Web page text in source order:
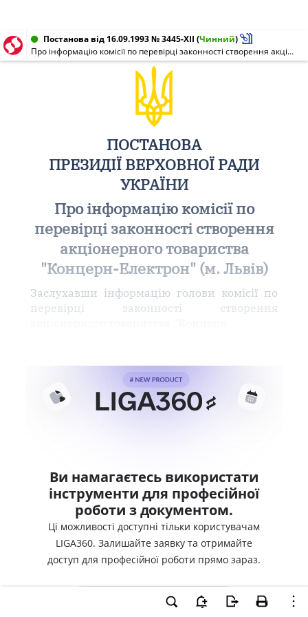
Постанова від 16.09.1993 № 3445-XII (Чинний)
Про інформацію комісії по перевірці законності створення акціонерного товариства "Концерн-Електрон" (м. Львів)
ПОСТАНОВА
ПРЕЗИДІЇ ВЕРХОВНОЇ РАДИ
УКРАЇНИ
Про інформацію комісії по
перевірці законності створення
акціонерного товариства
"Концерн-Електрон" (м. Львів)
Заслухавши інформацію голови комісії по
перевірці законності створення
Ви намагаєтесь використати
інструменти для професійної
роботи з документом.
Ці можливості доступні тільки користувачам
LIGA360. Залишайте заявку та отримайте
доступ для професійної роботи прямо зараз.
ВХІД ДЛЯ КОРИСТУВАЧІВ LIGA360